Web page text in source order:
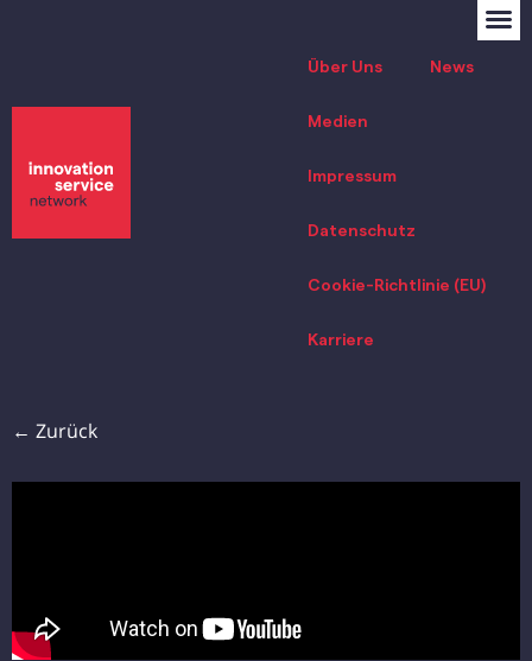
Über Uns News
Medien
Impressum
Datenschutz
Cookie-Richtlinie (EU)
Karriere
← Zurück